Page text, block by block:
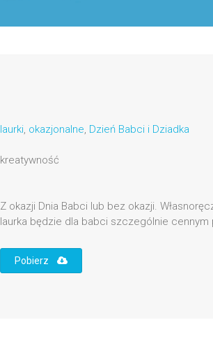
laurki, okazjonalne, Dzień Babci i Dziadka
kreatywność
Z okazji Dnia Babci lub bez okazji.
laurka będzie dla babci szczególnie cennym
Pobierz